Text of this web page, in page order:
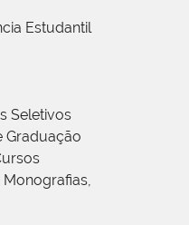
Estudantil
Seletivos
Graduação